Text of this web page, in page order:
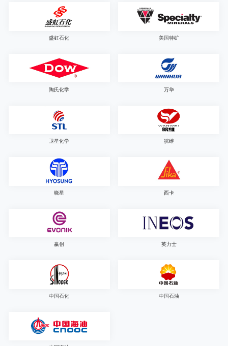
盛虹石化 美国特矿
陶氏化学 万华
卫星化学 皖维
晓星 西卡
赢创 英力士
中国石化 中国石油